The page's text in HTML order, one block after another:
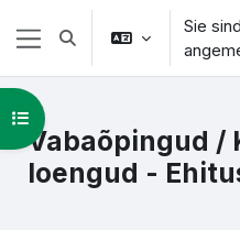
Zum Hauptinhalt
Website-Übersicht
Sucheingabe
Sie
Vabaõpingud /
loengud -
Kursindex öffnen